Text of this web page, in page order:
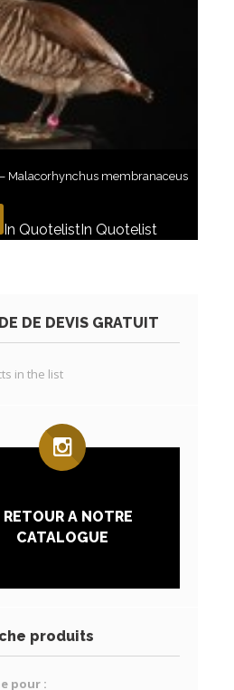
Malacorhynchus membranaceus
In QuotelistIn Quotelist
DE DEVIS GRATUIT
in the list
RETOUR A NOTRE
CATALOGUE
produits
pour :